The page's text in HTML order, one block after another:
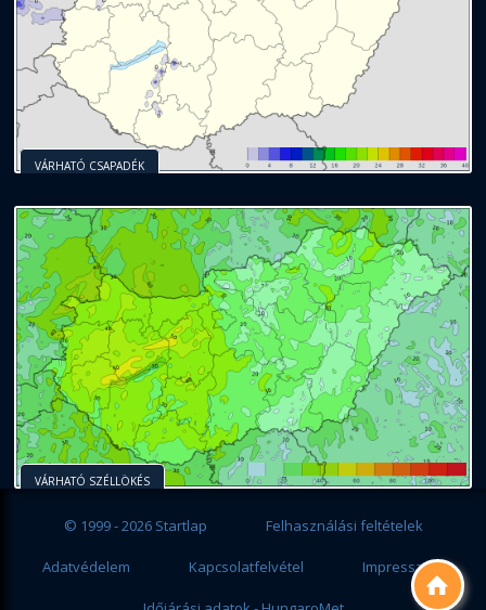

VÁRHATÓ CSAPADÉK
VÁRHATÓ SZÉLLÖKÉS
© 1999 - 2026 Startlap Felhasználási feltételek
Adatvédelem Kapcsolatfelvétel Impresszum